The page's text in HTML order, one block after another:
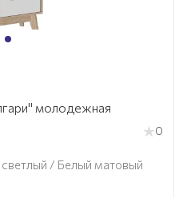
молодежная
0
/ Белый матовый